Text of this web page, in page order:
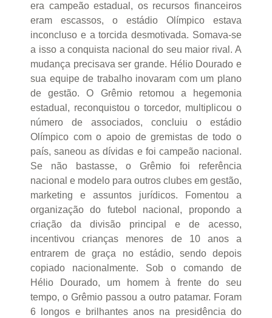
era campeão estadual, os recursos financeiros
eram escassos, o estádio Olímpico estava
inconcluso e a torcida desmotivada. Somava-se
a isso a conquista nacional do seu maior rival. A
mudança precisava ser grande. Hélio Dourado e
sua equipe de trabalho inovaram com um plano
de gestão. O Grêmio retomou a hegemonia
estadual, reconquistou o torcedor, multiplicou o
número de associados, concluiu o estádio
Olímpico com o apoio de gremistas de todo o
país, saneou as dívidas e foi campeão nacional.
Se não bastasse, o Grêmio foi referência
nacional e modelo para outros clubes em gestão,
marketing e assuntos jurídicos. Fomentou a
organização do futebol nacional, propondo a
criação da divisão principal e de acesso,
incentivou crianças menores de 10 anos a
entrarem de graça no estádio, sendo depois
copiado nacionalmente. Sob o comando de
Hélio Dourado, um homem à frente do seu
tempo, o Grêmio passou a outro patamar. Foram
6 longos e brilhantes anos na presidência do